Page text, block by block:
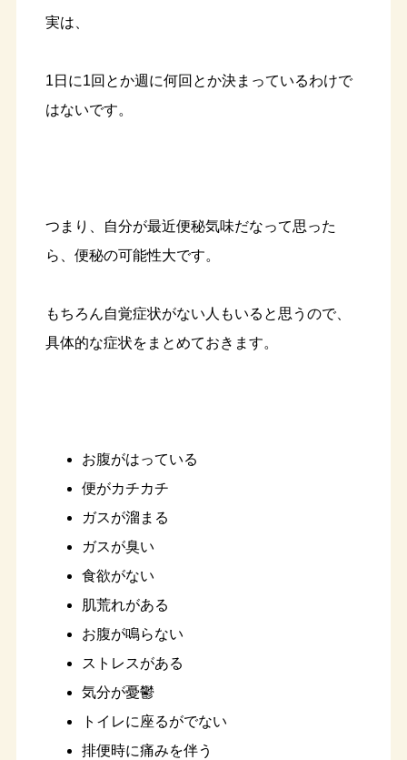
実は、
1日に1回とか週に何回とか決まっているわけで
はないです。
つまり、自分が最近便秘気味だなって思った
ら、便秘の可能性大です。
もちろん自覚症状がない人もいると思うので、
具体的な症状をまとめておきます。
お腹がはっている
便がカチカチ
ガスが溜まる
ガスが臭い
食欲がない
肌荒れがある
お腹が鳴らない
ストレスがある
気分が憂鬱
トイレに座るがでない
排便時に痛みを伴う